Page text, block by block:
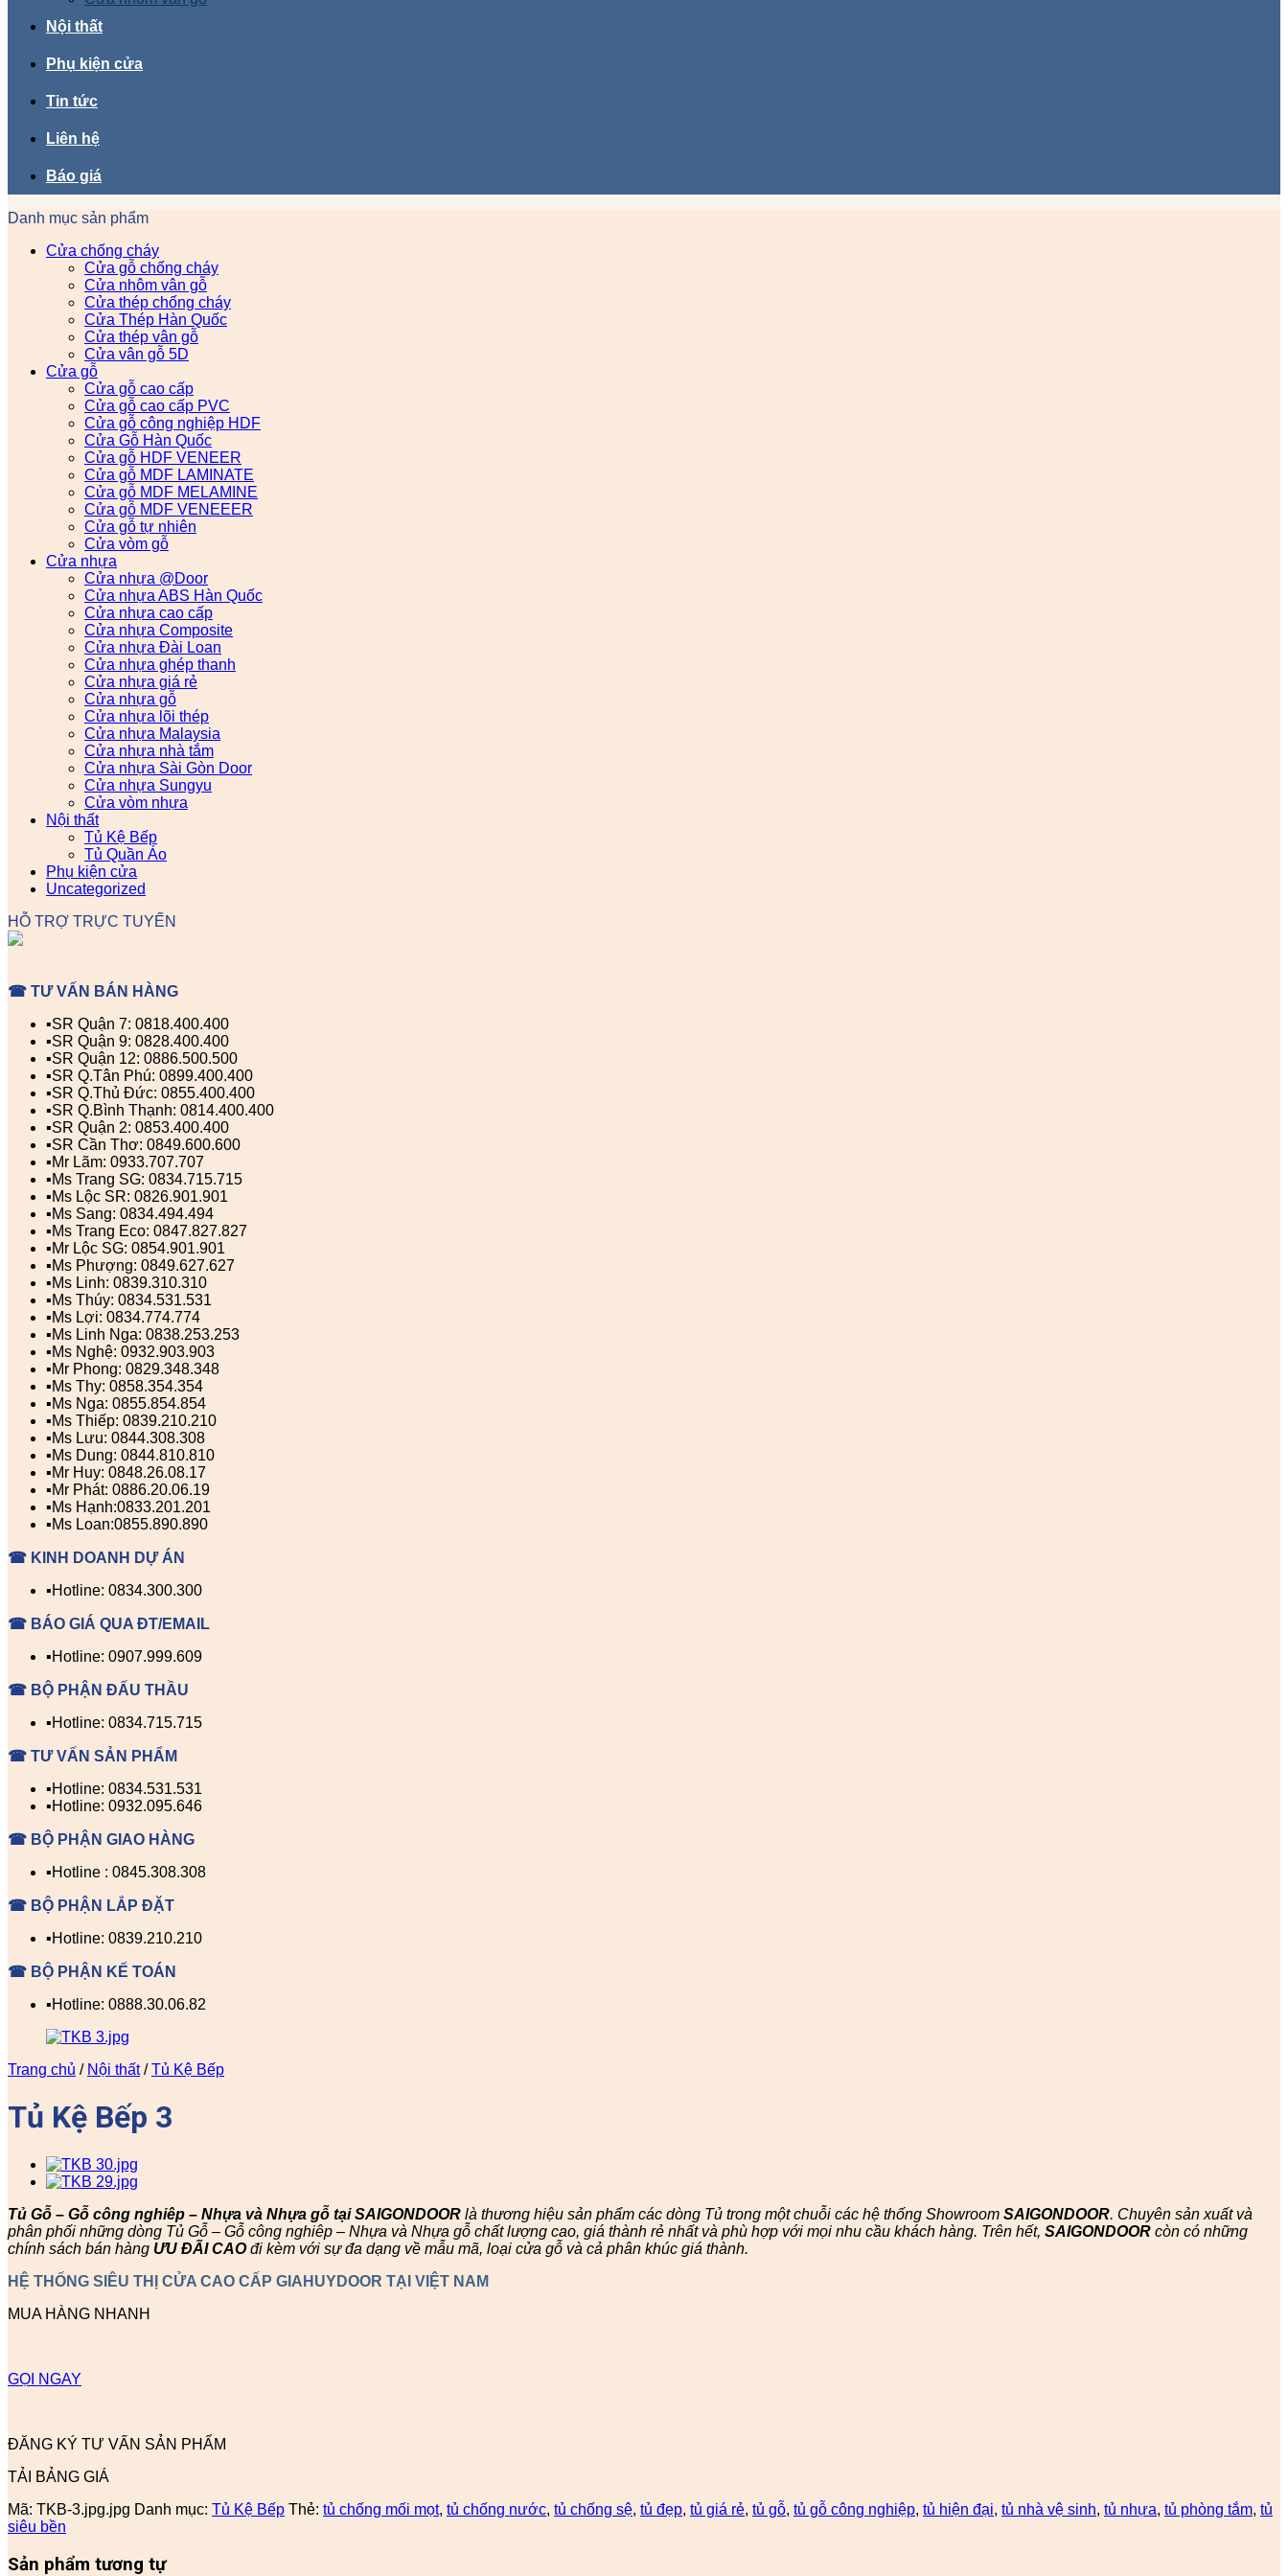
Nội thất
Phụ kiện cửa
Tin tức
Liên hệ
Báo giá
Danh mục sản phẩm
Cửa chống cháy
Cửa gỗ chống cháy
Cửa nhôm vân gỗ
Cửa thép chống cháy
Cửa Thép Hàn Quốc
Cửa thép vân gỗ
Cửa vân gỗ 5D
Cửa gỗ
Cửa gỗ cao cấp
Cửa gỗ cao cấp PVC
Cửa gỗ công nghiệp HDF
Cửa Gỗ Hàn Quốc
Cửa gỗ HDF VENEER
Cửa gỗ MDF LAMINATE
Cửa gỗ MDF MELAMINE
Cửa gỗ MDF VENEEER
Cửa gỗ tự nhiên
Cửa vòm gỗ
Cửa nhựa
Cửa nhựa @Door
Cửa nhựa ABS Hàn Quốc
Cửa nhựa cao cấp
Cửa nhựa Composite
Cửa nhựa Đài Loan
Cửa nhựa ghép thanh
Cửa nhựa giá rẻ
Cửa nhựa gỗ
Cửa nhựa lõi thép
Cửa nhựa Malaysia
Cửa nhựa nhà tắm
Cửa nhựa Sài Gòn Door
Cửa nhựa Sungyu
Cửa vòm nhựa
Nội thất
Tủ Kệ Bếp
Tủ Quần Áo
Phụ kiện cửa
Uncategorized
HỖ TRỢ TRỰC TUYẾN
☎ TƯ VẤN BÁN HÀNG
▪️SR Quận 7: 0818.400.400
▪️SR Quận 9: 0828.400.400
▪️SR Quận 12: 0886.500.500
▪️SR Q.Tân Phú: 0899.400.400
▪️SR Q.Thủ Đức: 0855.400.400
▪️SR Q.Bình Thạnh: 0814.400.400
▪️SR Quận 2: 0853.400.400
▪️SR Cần Thơ: 0849.600.600
▪️Mr Lãm: 0933.707.707
▪️Ms Trang SG: 0834.715.715
▪️Ms Lộc SR: 0826.901.901
▪️Ms Sang: 0834.494.494
▪️Ms Trang Eco: 0847.827.827
▪️Mr Lộc SG: 0854.901.901
▪️Ms Phượng: 0849.627.627
▪️Ms Linh: 0839.310.310
▪️Ms Thúy: 0834.531.531
▪️Ms Lợi: 0834.774.774
▪️Ms Linh Nga: 0838.253.253
▪️Ms Nghệ: 0932.903.903
▪️Mr Phong: 0829.348.348
▪️Ms Thy: 0858.354.354
▪️Ms Nga: 0855.854.854
▪️Ms Thiếp: 0839.210.210
▪️Ms Lưu: 0844.308.308
▪️Ms Dung: 0844.810.810
▪️Mr Huy: 0848.26.08.17
▪️Mr Phát: 0886.20.06.19
▪️Ms Hạnh:0833.201.201
▪️Ms Loan:0855.890.890
☎ KINH DOANH DỰ ÁN
▪️Hotline: 0834.300.300
☎ BÁO GIÁ QUA ĐT/EMAIL
▪️Hotline: 0907.999.609
☎ BỘ PHẬN ĐẤU THẦU
▪️Hotline: 0834.715.715
☎ TƯ VẤN SẢN PHẨM
▪️Hotline: 0834.531.531
▪️Hotline: 0932.095.646
☎ BỘ PHẬN GIAO HÀNG
▪️Hotline : 0845.308.308
☎ BỘ PHẬN LẮP ĐẶT
▪️Hotline: 0839.210.210
☎ BỘ PHẬN KẾ TOÁN
▪️Hotline: 0888.30.06.82
Trang chủ / Nội thất / Tủ Kệ Bếp
Tủ Kệ Bếp 3
Tủ Gỗ – Gỗ công nghiêp – Nhựa và Nhựa gỗ tại SAIGONDOOR là thương hiệu sản phẩm các dòng Tủ trong một chuỗi các hệ thống Showroom SAIGONDOOR. Chuyên sản xuất và
phân phối những dòng Tủ Gỗ – Gỗ công nghiêp – Nhựa và Nhựa gỗ chất lượng cao, giá thành rẻ nhất và phù hợp với mọi nhu cầu khách hàng. Trên hết, SAIGONDOOR còn có những
chính sách bán hàng ƯU ĐÃI CAOđi kèm với sự đa dạng về mẫu mã, loại cửa gỗ và cả phân khúc giá thành.
HỆ THỐNG SIÊU THỊ CỬA CAO CẤP GIAHUYDOOR TẠI VIỆT NAM
MUA HÀNG NHANH
GỌI NGAY
ĐĂNG KÝ TƯ VẤN SẢN PHẨM
TẢI BẢNG GIÁ
Mã: TKB-3.jpg.jpg Danh mục: Tủ Kệ Bếp Thẻ: tủ chống mối mọt, tủ chống nước, tủ chống sệ, tủ đẹp, tủ giá rẻ, tủ gỗ, tủ gỗ công nghiệp, tủ hiện đại, tủ nhà vệ sinh, tủ nhựa, tủ phòng tắm, tủ
siêu bền
Sản phẩm tương tự